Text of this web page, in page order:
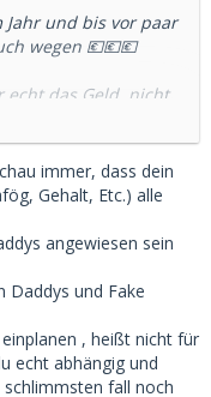
Jahr und bis vor paar
wegen 💶💶💶
echt das Geld, nicht
Miete, Auto... Mein
wieder zurück
der Sugar Daddys,
Geld ja mit dem ich
und an die
nen fixen Betrag
immer, dass dein
Gehalt, Etc.) alle
angewiesen sein
Daddys und Fake
, heißt nicht für
echt abhängig und
fall noch